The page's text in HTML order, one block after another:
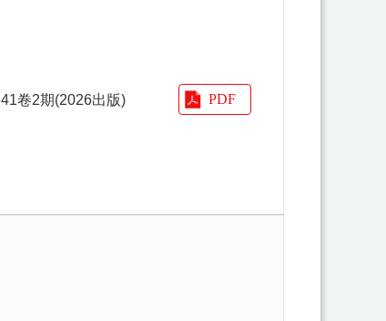
41卷2期(2026出版)